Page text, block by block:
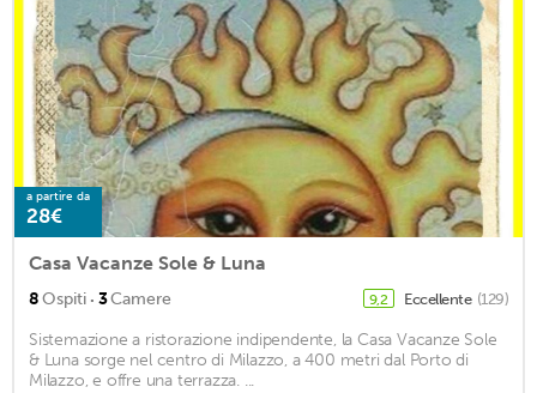
a partire da
28€
Casa Vacanze Sole & Luna
8Ospiti · 3Camere 9,2 Eccellente (129)
Sistemazione a ristorazione indipendente, la Casa Vacanze Sole
& Luna sorge nel centro di Milazzo, a 400 metri dal Porto di
Milazzo, e offre una terrazza. ...